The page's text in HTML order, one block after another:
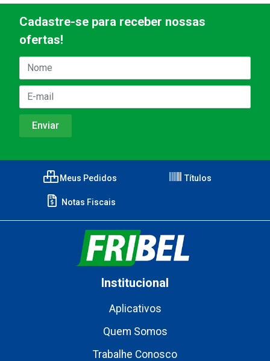
Cadastre-se para receber nossas
ofertas!
Meus Pedidos Títulos
Notas Fiscais
Institucional
Aplicativos
Quem Somos
Trabalhe Conosco